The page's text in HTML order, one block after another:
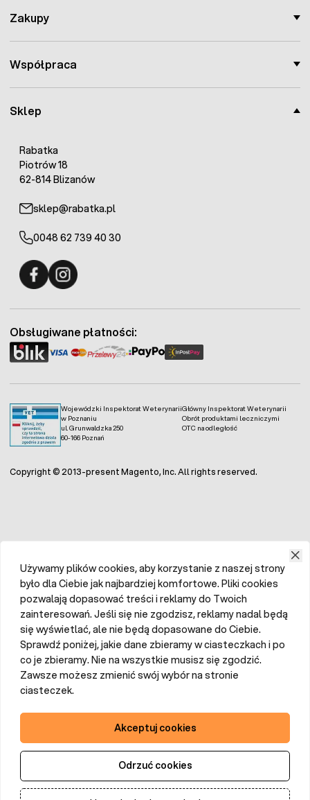
Sklep
Rabatka
Piotrów 18
62-814 Blizanów
sklep@rabatka.pl
0048 62 739 40 30
Zakupy
Współpraca
Wojewódzki Inspektorat Weterynarii
w Poznaniu
ul. Grunwaldzka 250
60-166 Poznań
Główny Inspektorat Weterynarii
Obrót produktami leczniczymi
OTC na odległość
Obsługiwane płatności:
Copyright © 2013-present Magento, Inc. All rights reserved.
Używamy plików cookies, aby korzystanie z naszej strony
było dla Ciebie jak najbardziej komfortowe. Pliki cookies
pozwalają dopasować treści i reklamy do Twoich
zainteresowań. Jeśli się nie zgodzisz, reklamy nadal będą
się wyświetlać, ale nie będą dopasowane do Ciebie.
Sprawdź poniżej, jakie dane zbieramy w ciasteczkach i po
co je zbieramy. Nie na wszystkie musisz się zgodzić.
Zawsze możesz zmienić swój wybór na stronie
ciasteczek.
Akceptuj cookies
Odrzuć cookies